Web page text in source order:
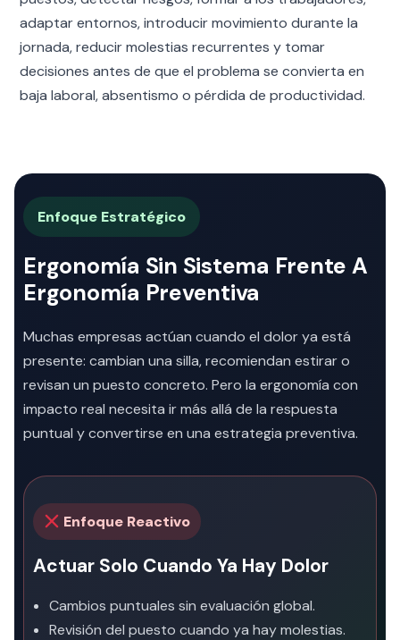
adaptar entornos, introducir movimiento durante la
jornada, reducir molestias recurrentes y tomar
decisiones antes de que el problema se convierta en
baja laboral, absentismo o pérdida de productividad.
Enfoque Estratégico
Ergonomía Sin Sistema Frente A
Ergonomía Preventiva
Muchas empresas actúan cuando el dolor ya está
presente: cambian una silla, recomiendan estirar o
revisan un puesto concreto. Pero la ergonomía con
impacto real necesita ir más allá de la respuesta
puntual y convertirse en una estrategia preventiva.
Enfoque Reactivo
Actuar Solo Cuando Ya Hay Dolor
Cambios puntuales sin evaluación global.
Revisión del puesto cuando ya hay molestias.